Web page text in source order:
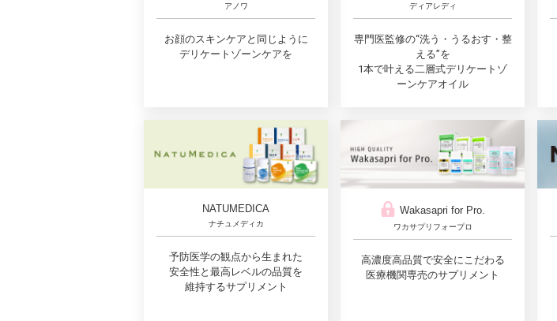
アノワ
お顔のスキンケアと同じように
デリケートゾーンケアを
ディアレディ
専門医監修の“洗う・うるおす・整
える”を
1本で叶える二層式デリケートゾ
ーンケアオイル
NATUMEDICA
ナチュメディカ
予防医学の観点から生まれた
安全性と最高レベルの品質を
維持するサプリメント
Wakasapri for Pro.
ワカサプリフォープロ
高濃度高品質で安全にこだわる
医療機関専売のサプリメント